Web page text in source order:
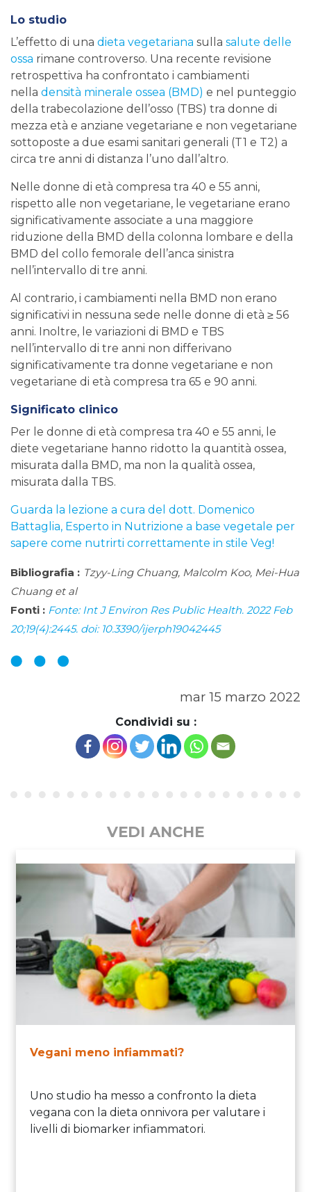
Lo studio
L’effetto di una dieta vegetariana sulla salute delle
ossa rimane controverso. Una recente revisione
retrospettiva ha confrontato i cambiamenti
nella densità minerale ossea (BMD) e nel punteggio
della trabecolazione dell’osso (TBS) tra donne di
mezza età e anziane vegetariane e non vegetariane
sottoposte a due esami sanitari generali (T1 e T2) a
circa tre anni di distanza l’uno dall’altro.
Nelle donne di età compresa tra 40 e 55 anni,
rispetto alle non vegetariane, le vegetariane erano
significativamente associate a una maggiore
riduzione della BMD della colonna lombare e della
BMD del collo femorale dell’anca sinistra
nell’intervallo di tre anni.
Al contrario, i cambiamenti nella BMD non erano
significativi in nessuna sede nelle donne di età ≥ 56
anni. Inoltre, le variazioni di BMD e TBS
nell’intervallo di tre anni non differivano
significativamente tra donne vegetariane e non
vegetariane di età compresa tra 65 e 90 anni.
Significato clinico
Per le donne di età compresa tra 40 e 55 anni, le
diete vegetariane hanno ridotto la quantità ossea,
misurata dalla BMD, ma non la qualità ossea,
misurata dalla TBS.
Guarda la lezione a cura del dott. Domenico
Battaglia, Esperto in Nutrizione a base vegetale per
sapere come nutrirti correttamente in stile Veg!
Bibliografia : Tzyy-Ling Chuang, Malcolm Koo, Mei-Hua
Chuang et al
Fonti : Fonte: Int J Environ Res Public Health. 2022 Feb
20;19(4):2445. doi: 10.3390/ijerph19042445
mar 15 marzo 2022
Condividi su :
VEDI ANCHE
Vegani meno infiammati?
Uno studio ha messo a confronto la dieta
vegana con la dieta onnivora per valutare i
livelli di biomarker infiammatori.